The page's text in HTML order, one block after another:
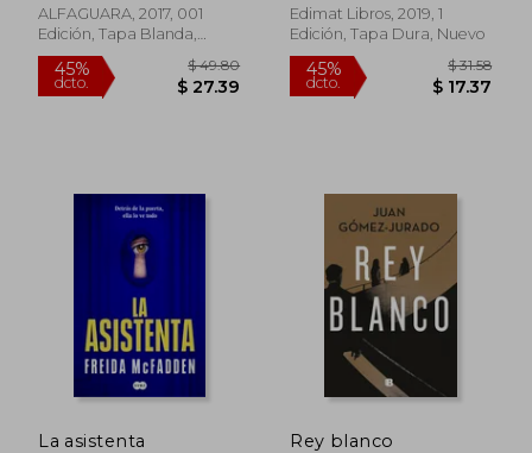
ALFAGUARA, 2017, 001
Edición, Tapa Blanda,
Nuevo
Edimat Libros, 2019, 1
Edición, Tapa Dura, Nuevo
La asistenta Rey blanco